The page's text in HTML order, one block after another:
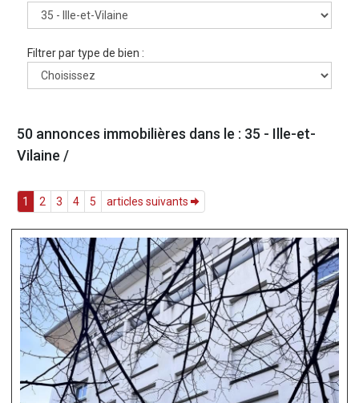
Filtrer par type de bien :
50 annonces immobilières dans le : 35 - Ille-et-
Vilaine /
1 2 3 4 5 articles suivants